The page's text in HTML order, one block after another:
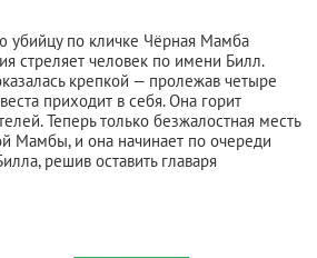
по кличке Чёрная Мамба
стреляет человек по имени Билл.
крепкой — пролежав четыре
приходит в себя. Она горит
Теперь только безжалостная месть
Мамбы, и она начинает по очереди
решив оставить главаря